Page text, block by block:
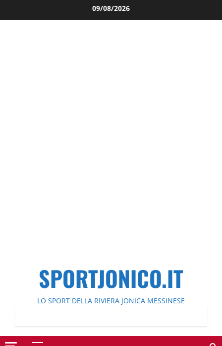
al
09/08/2026
SPORTJONICO.IT
LO SPORT DELLA RIVIERA JONICA MESSINESE